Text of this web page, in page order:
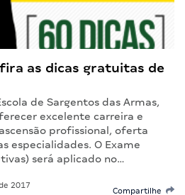
as dicas gratuitas de
de Sargentos das Armas,
excelente carreira e
profissional, oferta
especialidades. O Exame
será aplicado no…
2017
Compartilhe